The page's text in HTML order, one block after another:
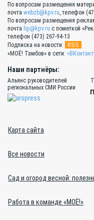
По вопросам размещения
почта webzb@kpv.ru, телефон
По вопросам размещения
почта lip@kpv.ru с пометкой
телефон (473) 267-94-13
Подписка на новости:
RSS
«МОЁ! Тамбов» в сети:
Наши партнёры:
Альянс руководителей
региональных СМИ России
Карта сайта
Все новости
Сад и огород весной:
Работа в команде «МОЁ!»